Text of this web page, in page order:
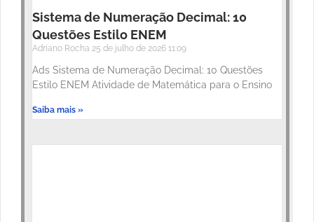
Sistema de Numeração Decimal: 10
Questões Estilo ENEM
Adriano Rocha 25 de julho de 2026 11:09
Ads Sistema de Numeração Decimal: 10 Questões
Estilo ENEM Atividade de Matemática para o Ensino
Saiba mais »